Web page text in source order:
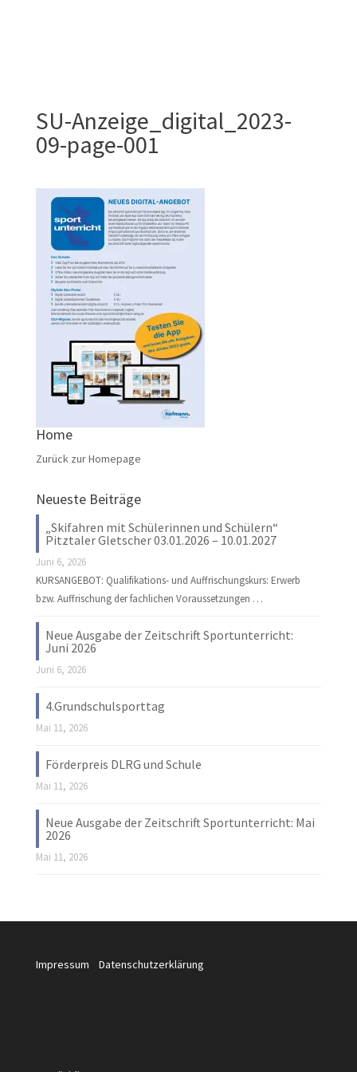
SU-Anzeige_digital_2023-
09-page-001
Home
Zurück zur Homepage
Neueste Beiträge
„Skifahren mit Schülerinnen und Schülern“
Pitztaler Gletscher 03.01.2026 – 10.01.2027
Juni 6, 2026
KURSANGEBOT: Qualifikations- und Auffrischungskurs: Erwerb
bzw. Auffrischung der fachlichen Voraussetzungen …
Neue Ausgabe der Zeitschrift Sportunterricht:
Juni 2026
Juni 6, 2026
4.Grundschulsporttag
Mai 11, 2026
Förderpreis DLRG und Schule
Mai 11, 2026
Neue Ausgabe der Zeitschrift Sportunterricht: Mai
2026
Mai 11, 2026
Impressum Datenschutzerklärung